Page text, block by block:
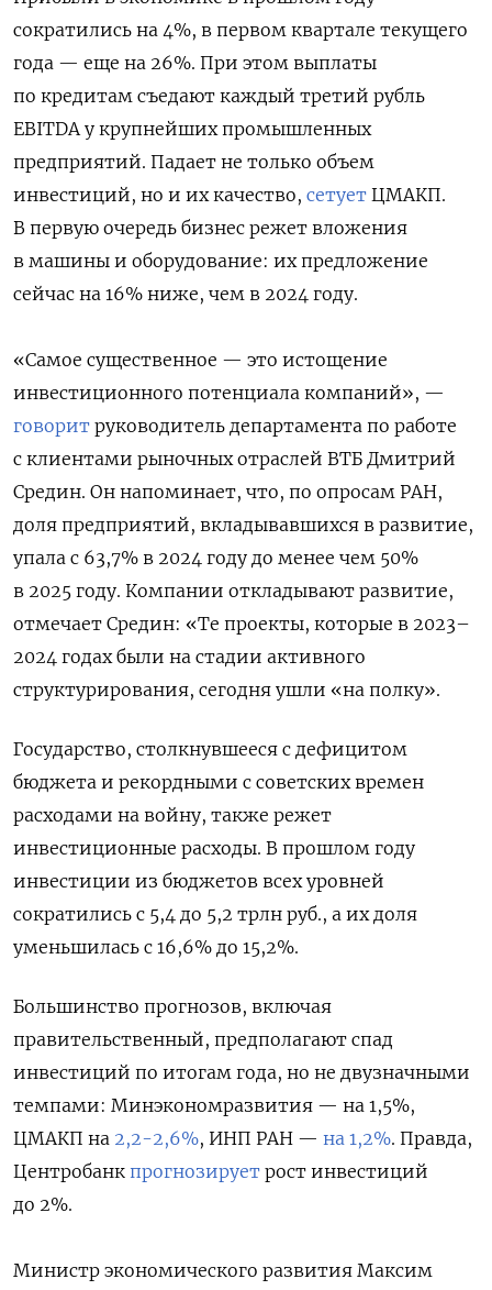
сократились на 4%, в первом квартале текущего
года — еще на 26%. При этом выплаты
по кредитам съедают каждый третий рубль
EBITDA у крупнейших промышленных
предприятий. Падает не только объем
инвестиций, но и их качество, сетует ЦМАКП.
В первую очередь бизнес режет вложения
в машины и оборудование: их предложение
сейчас на 16% ниже, чем в 2024 году.
«Самое существенное — это истощение
инвестиционного потенциала компаний», —
говорит руководитель департамента по работе
с клиентами рыночных отраслей ВТБ Дмитрий
Средин. Он напоминает, что, по опросам РАН,
доля предприятий, вкладывавшихся в развитие,
упала с 63,7% в 2024 году до менее чем 50%
в 2025 году. Компании откладывают развитие,
отмечает Средин: «Те проекты, которые в 2023–
2024 годах были на стадии активного
структурирования, сегодня ушли «на полку».
Государство, столкнувшееся с дефицитом
бюджета и рекордными с советских времен
расходами на войну, также режет
инвестиционные расходы. В прошлом году
инвестиции из бюджетов всех уровней
сократились с 5,4 до 5,2 трлн руб., а их доля
уменьшилась с 16,6% до 15,2%.
Большинство прогнозов, включая
правительственный, предполагают спад
инвестиций по итогам года, но не двузначными
темпами: Минэкономразвития — на 1,5%,
ЦМАКП на 2,2-2,6%, ИНП РАН — на 1,2%. Правда,
Центробанк прогнозирует рост инвестиций
до 2%.
Министр экономического развития Максим